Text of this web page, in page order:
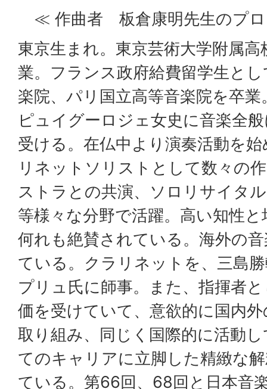
≪ 作曲者 板倉康明先生のプ
東京生まれ。東京芸術大学附属
業。フランス政府給費留学生と
楽院、パリ国立高等音楽院を卒
ピュイグーロジェ女史に音楽全
受ける。在仏中より演奏活動を
リネットソリストとして数々の
ストラとの共演、ソロリサイタ
等様々な分野で活躍。高い知性
何れも絶賛されている。海外の
ている。クラリネットを、三島
プリュ氏に師事。また、指揮者
価を受けていて、意欲的に国内
取り組み、同じく国際的に活動
てのキャリアに立脚した精緻な
ている。第66回、68回と日本音